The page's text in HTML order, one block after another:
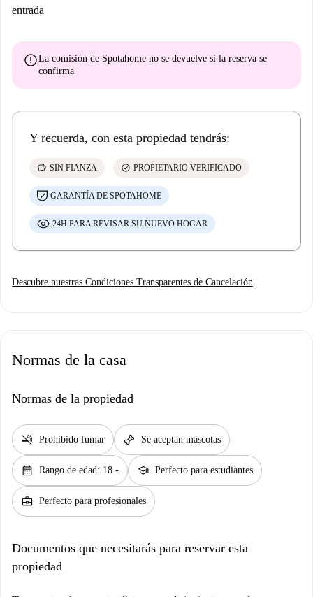
entrada
errorLa comisión de Spotahome no se devuelve si la reserva se
confirma
Y recuerda, con esta propiedad tendrás:
savings SIN FIANZA check_circle PROPIETARIO VERIFICADO
GARANTÍA DE SPOTAHOME
24H PARA REVISAR SU NUEVO HOGAR
Descubre nuestras Condiciones Transparentes de Cancelación
Normas de la casa
Normas de la propiedad
smoke_free Prohibido fumar pet_supplies Se aceptan mascotas
calendar_month Rango de edad: 18 - school Perfecto para estudiantes
business_center Perfecto para profesionales
Documentos que necesitarás para reservar esta
propiedad